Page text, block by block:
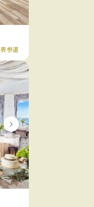
表参道